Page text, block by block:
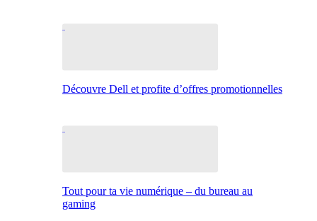
Découvre Dell et profite d’offres promotionnelles
Tout pour ta vie numérique – du bureau au
gaming